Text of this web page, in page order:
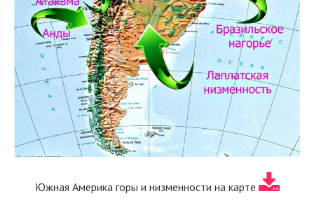
Южная Америка горы и низменности на карте